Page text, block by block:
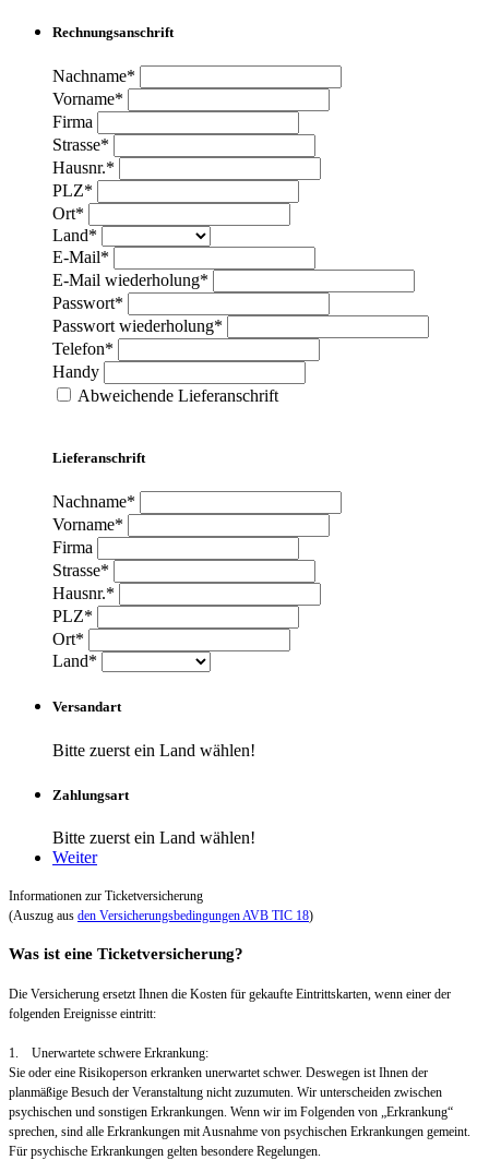
Rechnungsanschrift
Nachname*
Vorname*
Firma
Strasse*
Hausnr.*
PLZ*
Ort*
Land*
E-Mail*
E-Mail wiederholung*
Passwort*
Passwort wiederholung*
Telefon*
Handy
Abweichende Lieferanschrift
Lieferanschrift
Nachname*
Vorname*
Firma
Strasse*
Hausnr.*
PLZ*
Ort*
Land*
Versandart
Bitte zuerst ein Land wählen!
Zahlungsart
Bitte zuerst ein Land wählen!
Weiter
Informationen zur Ticketversicherung
(Auszug aus den Versicherungsbedingungen AVB TIC 18)
Was ist eine Ticketversicherung?
Die Versicherung ersetzt Ihnen die Kosten für gekaufte Eintrittskarten, wenn einer der
folgenden Ereignisse eintritt:
1. Unerwartete schwere Erkrankung:
Sie oder eine Risikoperson erkranken unerwartet schwer. Deswegen ist Ihnen der
planmäßige Besuch der Veranstaltung nicht zuzumuten. Wir unterscheiden zwischen
psychischen und sonstigen Erkrankungen. Wenn wir im Folgenden von „Erkrankung“
sprechen, sind alle Erkrankungen mit Ausnahme von psychischen Erkrankungen gemeint.
Für psychische Erkrankungen gelten besondere Regelungen.